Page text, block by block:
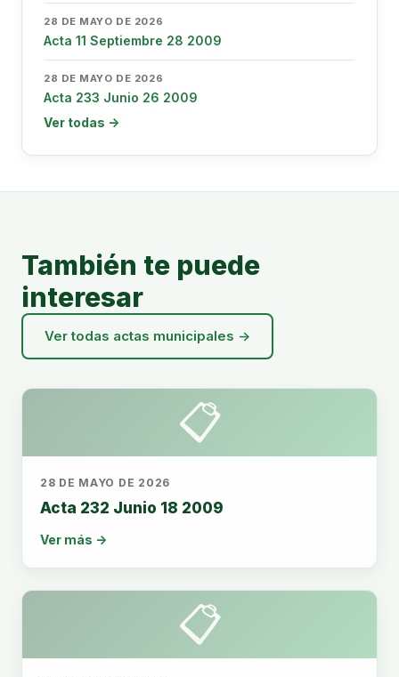
28 DE MAYO DE 2026
Acta 11 Septiembre 28 2009
28 DE MAYO DE 2026
Acta 233 Junio 26 2009
Ver todas →
También te puede
interesar
Ver todas actas municipales →
📋
28 DE MAYO DE 2026
Acta 232 Junio 18 2009
Ver más →
📋